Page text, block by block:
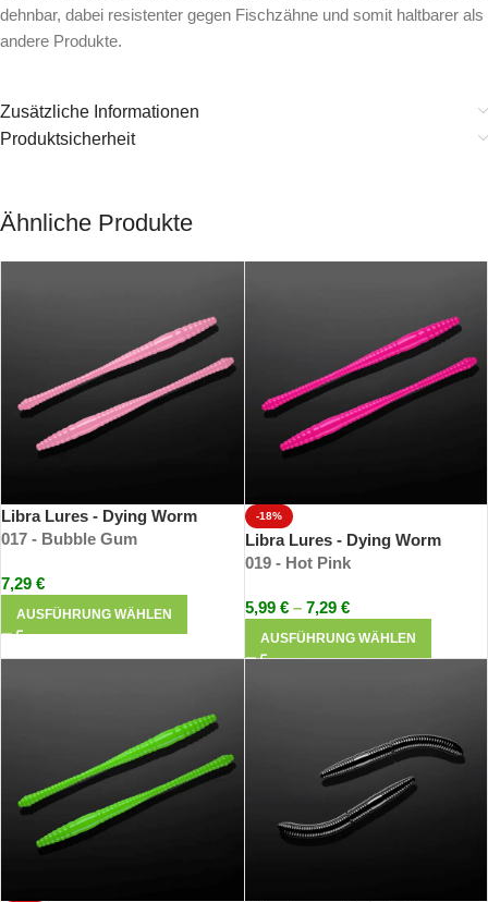
dehnbar, dabei resistenter gegen Fischzähne und somit haltbarer als
andere Produkte.
Zusätzliche Informationen
Produktsicherheit
Ähnliche Produkte
Libra Lures - Dying Worm
017 - Bubble Gum
7,29 €
AUSFÜHRUNG WÄHLEN
-18%
Libra Lures - Dying Worm
019 - Hot Pink
5,99 €– 7,29 €
AUSFÜHRUNG WÄHLEN